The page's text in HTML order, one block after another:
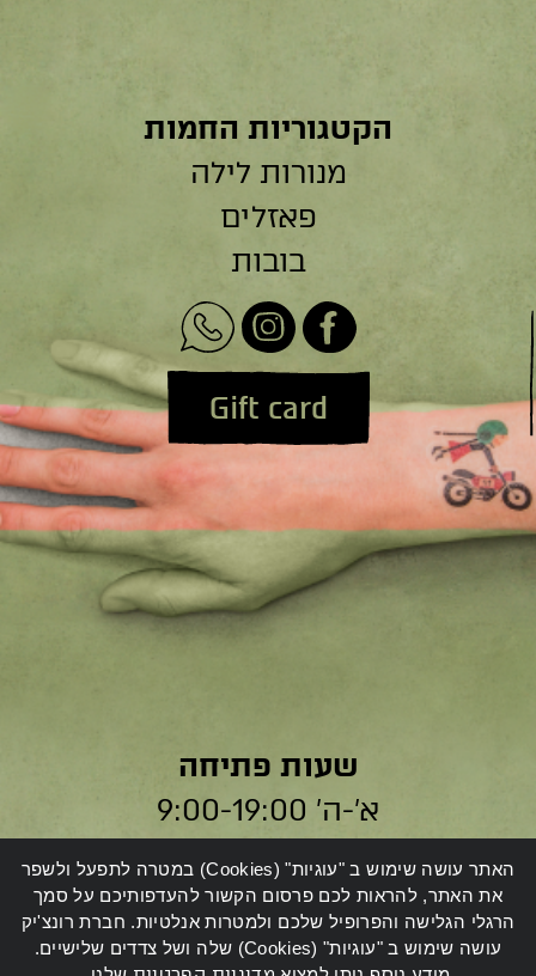
הקטגוריות החמות
מנורות לילה
פאזלים
בובות
Gift card
שעות פתיחה
א׳-ה׳ 9:00-19:00
ו׳ 9:00-14:00
האתר עושה שימוש ב "עוגיות" (Cookies) במטרה לתפעל ולשפר
את האתר, להראות לכם פרסום הקשור להעדפותיכם על סמך
הרגלי הגלישה והפרופיל שלכם ולמטרות אנלטיות. חברת רונצ'יק
עושה שימוש ב "עוגיות" (Cookies) שלה ושל צדדים שלישיים.